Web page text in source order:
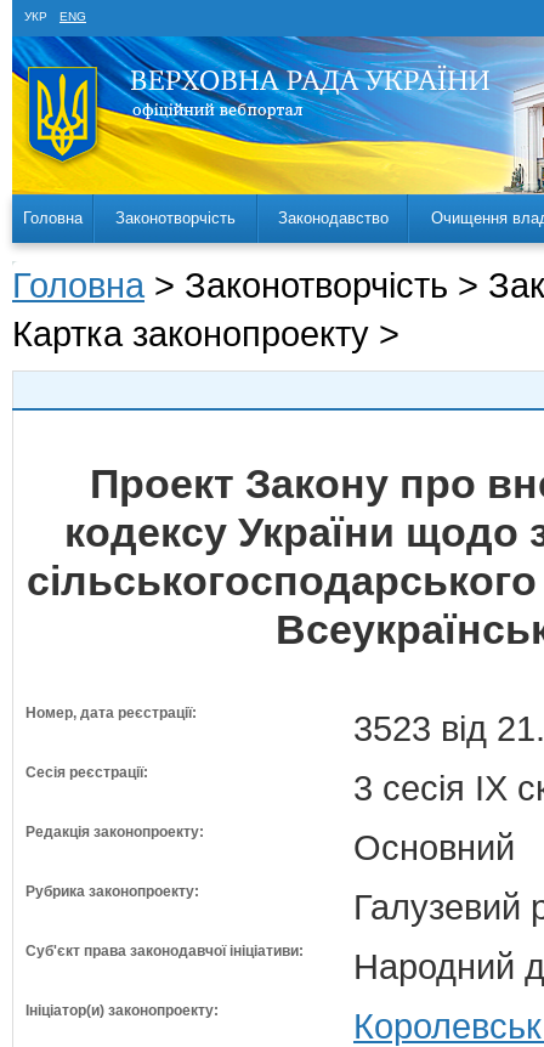
УКР ENG
Головна Законотворчість Законодавство Очищення
Головна > Законотворчість >
Картка законопроекту >
Проект Закону про
кодексу України щодо
Номер, дата реєстрації: 3523 від
Сесія реєстрації: 3 сесія IX
Редакція законопроекту: Основний
Рубрика законопроекту: Галузевий
Суб'єкт права законодавчої ініціативи: Народний
Ініціатор(и) законопроекту: